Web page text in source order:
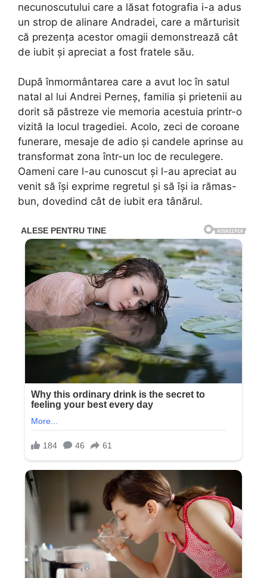
necunoscutului care a lăsat fotografia i-a adus
un strop de alinare Andradei, care a mărturisit
că prezența acestor omagii demonstrează cât
de iubit și apreciat a fost fratele său.
După înmormântarea care a avut loc în satul
natal al lui Andrei Perneș, familia și prietenii au
dorit să păstreze vie memoria acestuia printr-o
vizită la locul tragediei. Acolo, zeci de coroane
funerare, mesaje de adio și candele aprinse au
transformat zona într-un loc de reculegere.
Oameni care l-au cunoscut și l-au apreciat au
venit să își exprime regretul și să își ia rămas-
bun, dovedind cât de iubit era tânărul.